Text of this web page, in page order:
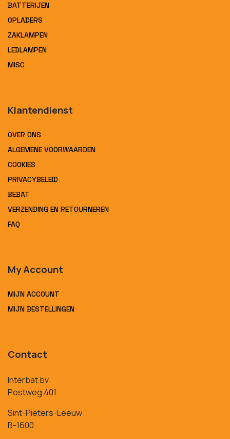
BATTERIJEN
OPLADERS
ZAKLAMPEN
LEDLAMPEN
MISC
Klantendienst
OVER ONS
ALGEMENE VOORWAARDEN
COOKIES
PRIVACYBELEID
BEBAT
VERZENDING EN RETOURNEREN
FAQ
My Account
MIJN ACCOUNT
MIJN BESTELLINGEN
Contact
Interbat bv
Postweg 401
Sint-Pieters-Leeuw
B-1600